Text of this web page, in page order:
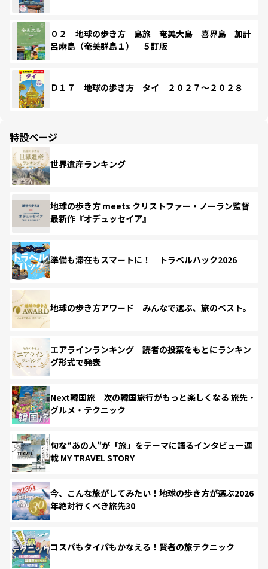
０２ 地球の歩き方 島旅 奄美大島 喜界島 加計
呂麻島（奄美群島１） ５訂版
Ｄ１７ 地球の歩き方 タイ ２０２７～２０２８
特設ページ
世界遺産ランキング
地球の歩き方 meets クリストファー・ノーラン監督
最新作『オデュッセイア』
準備も滞在もスマートに！ トラベルハック2026
地球の歩き方アワード みんなで選ぶ、旅のベスト。
エアラインランキング 読者の投票をもとにランキン
グ形式で発表
Next韓国旅 次の韓国旅行がもっと楽しくなる 旅先・
グルメ・テクニック
旬な“あの人”が「旅」をテーマに語るインタビュー連
載 MY TRAVEL STORY
今、こんな旅がしてみたい！地球の歩き方が選ぶ2026
年絶対行くべき旅先30
コスパもタイパもかなえる！賢者の旅テクニック